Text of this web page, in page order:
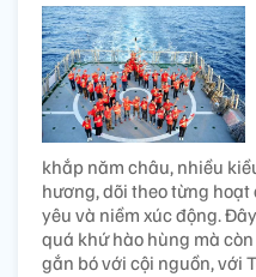
khắp năm châu, nhiều
hương, dõi theo từng
yêu và niềm xúc động.
quá khứ hào hùng mà
gắn bó với cội nguồn, với